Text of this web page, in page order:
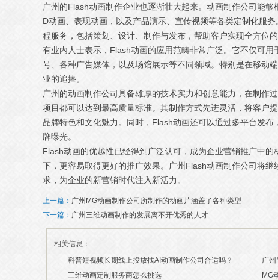
广州的Flash动画制作企业也逐渐壮大起来。动画制作公司能
D动画、表现动画，以及产品演示、宣传视频等各类定制化服
程服务，包括策划、设计、制作与发布，帮助客户实现全方位
有业内人士表示，Flash动画的应用范畴非常广泛。它不仅可
号、各种广告媒体，以及场馆展示等不同领域。特别是在移动
业的追捧。
广州的动画制作公司具备雄厚的技术实力和创意能力，在制作
项目都可以达到最高质量标准。其制作方式先进灵活，将客户
品牌特色和文化魅力。同时，Flash动画还可以通过多平台发
牌曝光。
Flash动画的优越性已经得到广泛认可，成为企业营销推广中
下，更容易取得更好的推广效果。广州Flash动画制作公司将
求，为企业的新营销时代注入新活力。
上一篇： 广州MG动画制作公司所制作的动画片涵盖了各种类型
下一篇： 广州三维动画制作的发展离不开优秀的人才
相关信息：
科普短视频长期线上投放找AI动画制作公司合适吗？
2026/07/21
广
三维动画定制服务商怎么挑选 MG